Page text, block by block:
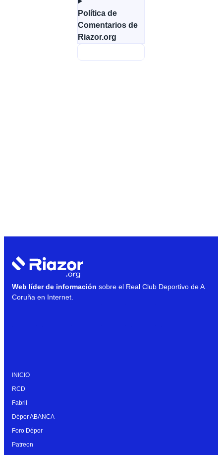
Política de
Comentarios de
Riazor.org
Web líder de información sobre el Real Club Deportivo de A
Coruña en Internet.
INICIO
RCD
Fabril
Dépor ABANCA
Foro Dépor
Patreon